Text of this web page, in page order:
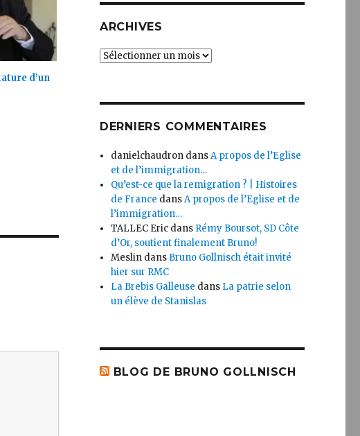
d’un
ARCHIVES
Archives
DERNIERS COMMENTAIRES
danielchaudron dansA propos de l’Eglise
et de l’immigration…
Qu’est-ce que la remigration ? | Histoires
de France dansA propos de l’Eglise et de
l’immigration…
TALLEC Eric dans Rémy Boursot, SD Côte
d’Or, soutient finalement Bruno!
Meslin dans Bruno Gollnisch était invité
hier sur RMC
La Brebis Galleuse dans La patrie selon
un élève de Stanislas
BLOG DE BRUNO GOLLNISCH